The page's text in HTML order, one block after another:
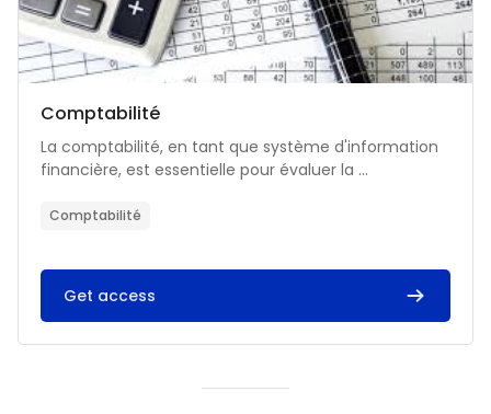
Catégorie de cours
Nom du cours
Comptabilité
Résumé du cours :
La comptabilité, en tant que système d'information
financière, est essentielle pour évaluer la ...
Comptabilité
Get access